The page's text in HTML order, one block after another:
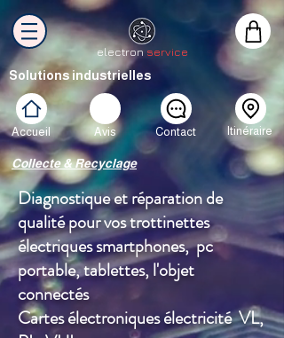
electron service
Solutions industrielles
Accueil Avis Contact Itinéraire
Collecte & Recyclage
Diagnostique et réparation de
qualité pour vos trottinettes
électriques smartphones, pc
portable, tablettes, l'objet
connectés
Cartes électroniques électricité VL,